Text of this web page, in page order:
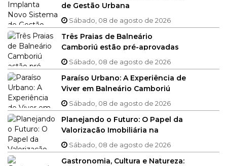
de Gestão Urbana
Sábado, 08 de agosto de 2026
Três Praias de Balneário
Camboriú estão pré-aprovadas
no Bandeira Azul 2025/2026
Sábado, 08 de agosto de 2026
Paraíso Urbano: A Experiência de
Viver em Balneário Camboriú
com o Alto Padrão que Você
Merece
Sábado, 08 de agosto de 2026
Planejando o Futuro: O Papel da
Valorização Imobiliária na
Construção do Seu Patrimônio
em BC
Sábado, 08 de agosto de 2026
Gastronomia, Cultura e Natureza: